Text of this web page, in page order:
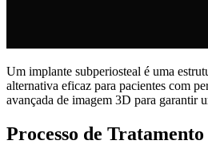
Um implante subperiosteal é uma
alternativa eficaz para pacientes com
avançada de imagem 3D para garantir
Processo de Tratamento